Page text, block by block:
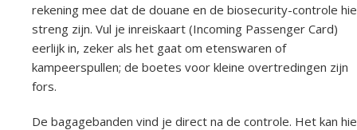
rekening mee dat de douane en de biosecurity-controle
streng zijn. Vul je inreiskaart (Incoming Passenger Card)
eerlijk in, zeker als het gaat om etenswaren of
kampeerspullen; de boetes voor kleine overtredingen zijn
fors.
De bagagebanden vind je direct na de controle. Het kan